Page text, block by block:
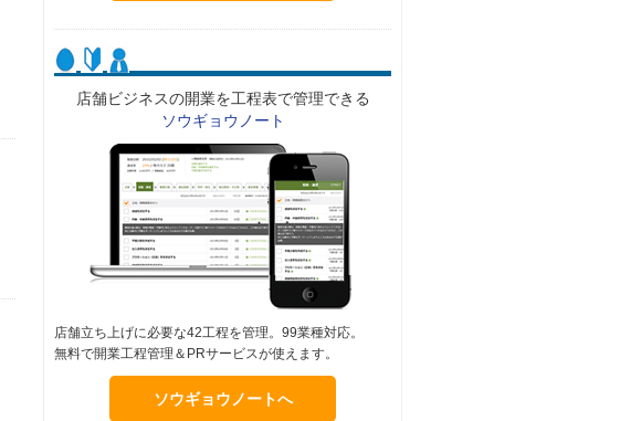
店舗ビジネスの開業を工程表で管理できる
ソウギョウノート
店舗立ち上げに必要な42工程を管理。99業種対応。
無料で開業工程管理＆PRサービスが使えます。
ソウギョウノートへ